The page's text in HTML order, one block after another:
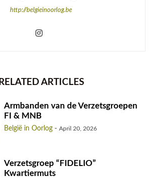
http://belgieinoorlog.be
RELATED ARTICLES
Armbanden van de Verzetsgroepen
FI & MNB
België in Oorlog - April 20, 2026
Verzetsgroep “FIDELIO”
Kwartiermuts